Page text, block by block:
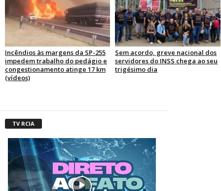
Incêndios às margens da SP-255
impedem trabalho do pedágio e
congestionamento atinge 17 km
(vídeos)
Sem acordo, greve nacional dos
servidores do INSS chega ao seu
trigésimo dia
TV RCIA